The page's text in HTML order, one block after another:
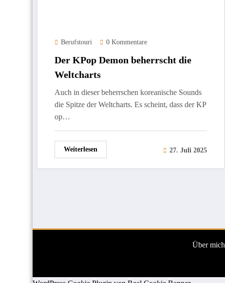
Berufstouri 0 Kommentare
Der KPop Demon beherrscht die
Weltcharts
Auch in dieser beherrschen koreanische Sounds
die Spitze der Weltcharts. Es scheint, dass der KP
op…
Weiterlesen 27. Juli 2025
Über mich